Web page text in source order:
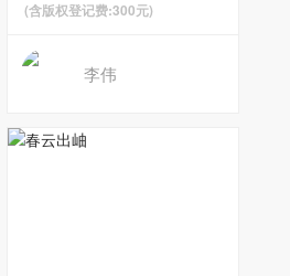
(含版权登记费:300元)
李伟